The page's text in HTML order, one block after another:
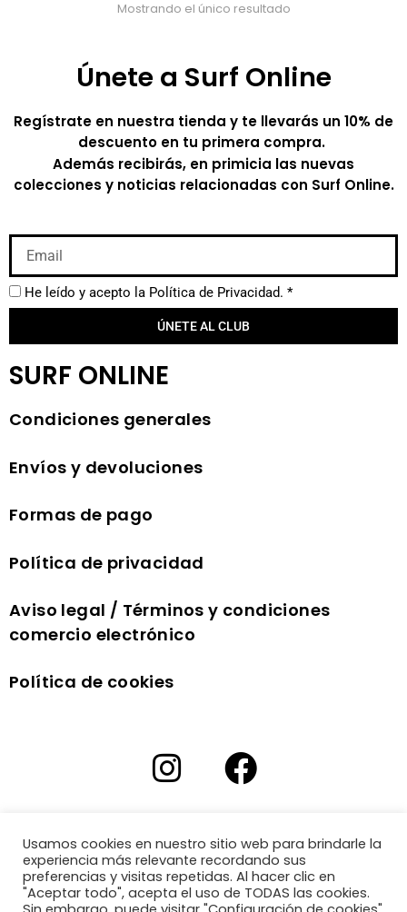
Mostrando el único resultado
Únete a Surf Online
Regístrate en nuestra tienda y te llevarás un 10% de
descuento en tu primera compra.
Además recibirás, en primicia las nuevas
colecciones y noticias relacionadas con Surf Online.
He leído y acepto la Política de Privacidad. *
ÚNETE AL CLUB
SURF ONLINE
Condiciones generales
Envíos y devoluciones
Formas de pago
Política de privacidad
Aviso legal / Términos y condiciones
comercio electrónico
Política de cookies
Usamos cookies en nuestro sitio web para brindarle la
experiencia más relevante recordando sus
preferencias y visitas repetidas. Al hacer clic en
"Aceptar todo", acepta el uso de TODAS las cookies.